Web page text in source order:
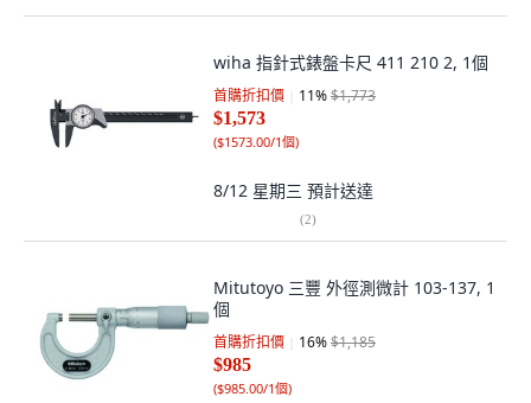
wiha 指針式錶盤卡尺 411 210 2, 1個
首購折扣價 11%$1,773
$1,573
($1573.00/1個)
8/12 星期三 預計送達
(2)
Mitutoyo 三豐 外徑測微計 103-137, 1
個
首購折扣價 16%$1,185
$985
($985.00/1個)